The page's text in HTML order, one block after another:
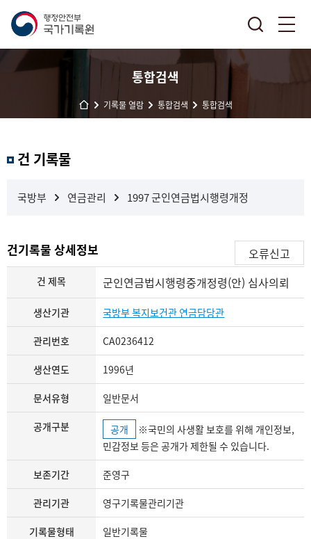
통합검색
기록물 열람 통합검색 통합검색
과 건 기록물
국방부 연금관리 1997 군인연금법시행령개정
건기록물 상세정보 오류신고
건 제목 군인연금법시행령중개정령(안) 심사의뢰
생산기관 국방부 복지보건관 연금담당관
관리번호 CA0236412
생산연도 1996년
문서유형 일반문서
공개구분 공개
민감정보 등은 공개가 제한될 수 있습니다.
보존기간 준영구
관리기관 영구기록물관리기관
기록물형태 일반기록물